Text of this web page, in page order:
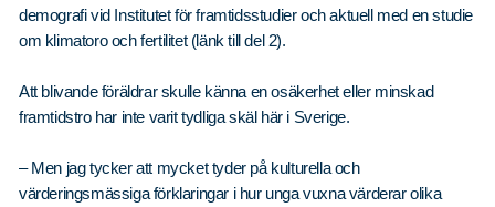
demografi vid Institutet för framtidsstudier och aktuell med en studie
om klimatoro och fertilitet (länk till del 2).
Att blivande föräldrar skulle känna en osäkerhet eller minskad
framtidstro har inte varit tydliga skäl här i Sverige.
– Men jag tycker att mycket tyder på kulturella och
värderingsmässiga förklaringar i hur unga vuxna värderar olika